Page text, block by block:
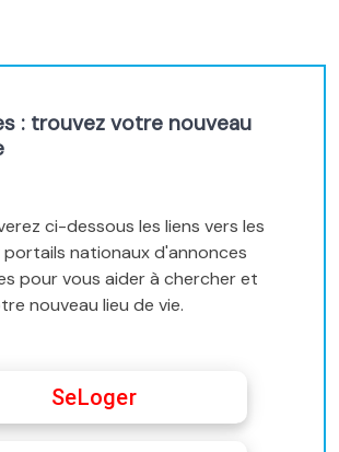
: trouvez votre nouveau
ci-dessous les liens vers les
nationaux d'annonces
pour vous aider à chercher et
nouveau lieu de vie.
SeLoger